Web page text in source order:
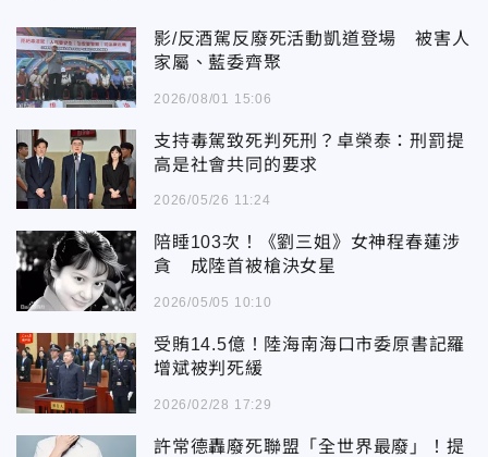
影/反酒駕反廢死活動凱道登場 被害人
家屬、藍委齊聚
2026/08/01 15:06
支持毒駕致死判死刑？卓榮泰：刑罰提
高是社會共同的要求
2026/05/26 11:24
陪睡103次！《劉三姐》女神程春蓮涉
貪 成陸首被槍決女星
2026/05/05 10:10
受賄14.5億！陸海南海口市委原書記羅
增斌被判死緩
2026/02/28 17:29
許常德轟廢死聯盟「全世界最廢」！提